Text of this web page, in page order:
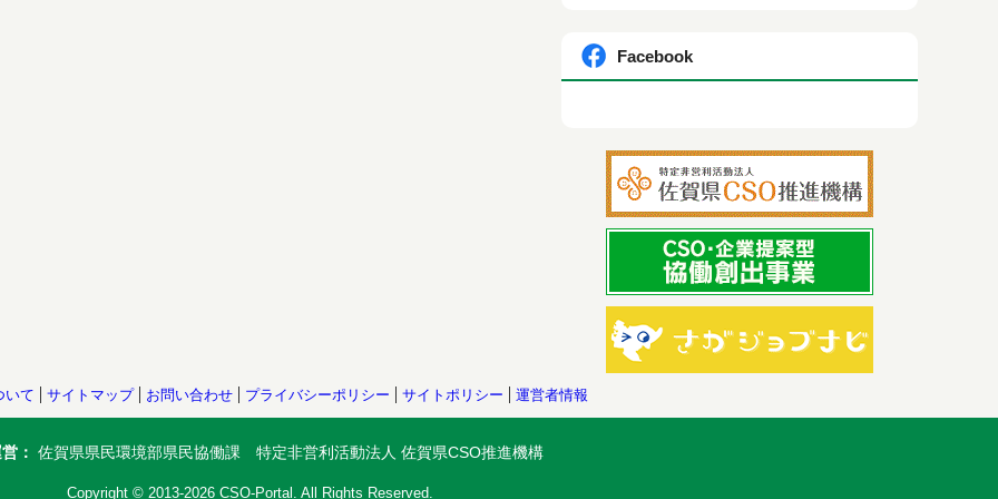
Facebook
いて サイトマップ お問い合わせ プライバシーポリシー サイトポリシー 運営者情報
： 佐賀県県民環境部県民協働課 特定非営利活動法人 佐賀県CSO推進機構
Copyright © 2013-2026 CSO-Portal. All Rights Reserved.